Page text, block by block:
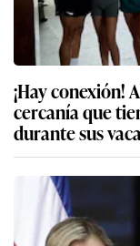
¡Hay conexión!
cercanía que
durante sus